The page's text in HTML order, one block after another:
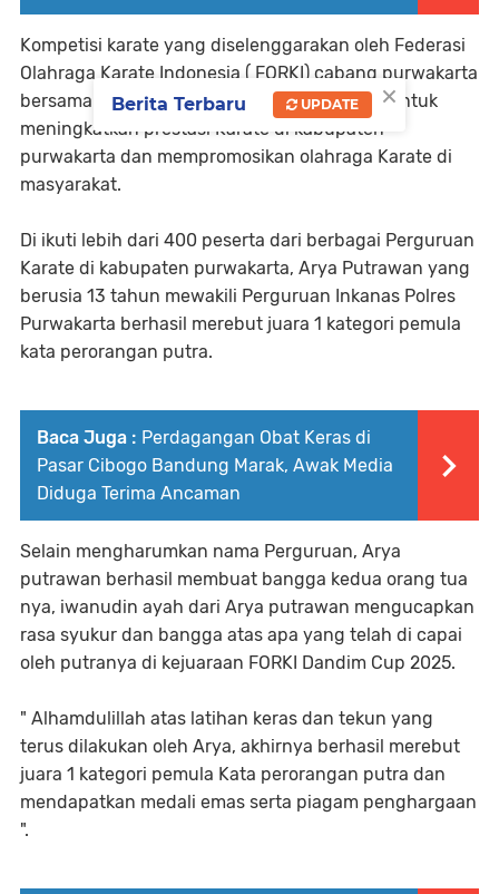
Kompetisi karate yang diselenggarakan oleh Federasi
Olahraga Karate Indonesia ( FORKI) cabang purwakarta
bersama Kodim 0619/Purwakarta bertujuan untuk
meningkatkan prestasi Karate di kabupaten
purwakarta dan mempromosikan olahraga Karate di
masyarakat.
Di ikuti lebih dari 400 peserta dari berbagai Perguruan
Karate di kabupaten purwakarta, Arya Putrawan yang
berusia 13 tahun mewakili Perguruan Inkanas Polres
Purwakarta berhasil merebut juara 1 kategori pemula
kata perorangan putra.
Baca Juga : Perdagangan Obat Keras di
Pasar Cibogo Bandung Marak, Awak Media
Diduga Terima Ancaman
Selain mengharumkan nama Perguruan, Arya
putrawan berhasil membuat bangga kedua orang tua
nya, iwanudin ayah dari Arya putrawan mengucapkan
rasa syukur dan bangga atas apa yang telah di capai
oleh putranya di kejuaraan FORKI Dandim Cup 2025.
" Alhamdulillah atas latihan keras dan tekun yang
terus dilakukan oleh Arya, akhirnya berhasil merebut
juara 1 kategori pemula Kata perorangan putra dan
mendapatkan medali emas serta piagam penghargaan
".
×
Berita Terbaru UPDATE